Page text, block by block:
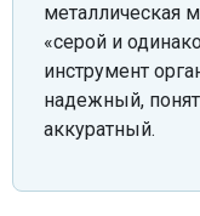
металлическая
«серой и
инструмент
надежный,
аккуратный.